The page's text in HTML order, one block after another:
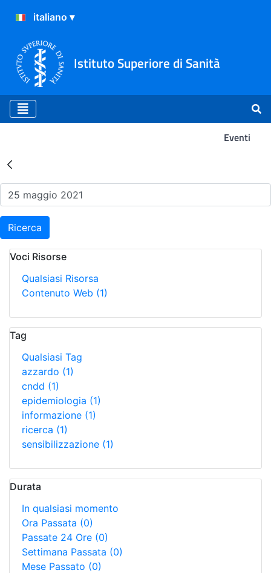
Istituto Superiore di Sanità
Eventi
Risultati della Ricerca -
Ricerca
Voci Risorse
Qualsiasi Risorsa
Contenuto Web (1)
Tag
Qualsiasi Tag
azzardo (1)
cndd (1)
epidemiologia (1)
informazione (1)
ricerca (1)
sensibilizzazione (1)
Durata
In qualsiasi momento
Ora Passata (0)
Passate 24 Ore (0)
Settimana Passata (0)
Mese Passato (0)